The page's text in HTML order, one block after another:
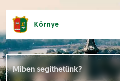
Környe
Hírek [